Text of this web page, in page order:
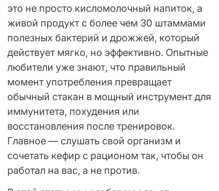
это не просто кисломолочный напиток, а
живой продукт с более чем 30 штаммами
полезных бактерий и дрожжей, который
действует мягко, но эффективно. Опытные
любители уже знают, что правильный
момент употребления превращает
обычный стакан в мощный инструмент для
иммунитета, похудения или
восстановления после тренировок.
Главное — слушать свой организм и
сочетать кефир с рационом так, чтобы он
работал на вас, а не против.